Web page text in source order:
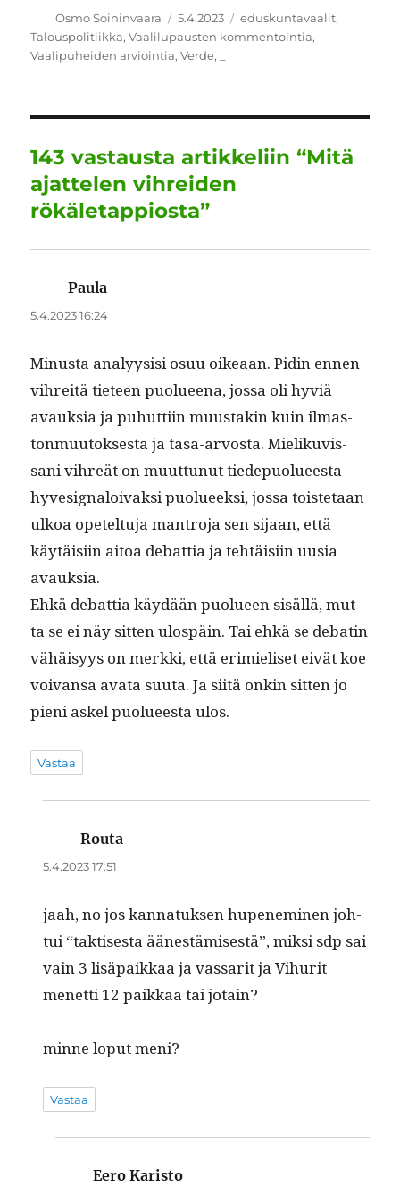
c
e
o
k
it
te
ai
l
k
e
I
at
s
p
e
g
a
a
re
Kirjoittaja
Osmo Soininvaara Julkaistu
5.4.2023 Kategoriat
eduskuntavaalit,
Talouspolitiikka,Vaalilupausten kommentointia,
Vaalipuheiden arviointia,Verde,
143 vastausta artikkeliin “Mitä
ajattelen vihreiden
rökäletappiosta”
Paula
5.4.2023 16:24
Minus­ta ana­ly­y­sisi osuu oikeaan. Pidin ennen
vihre­itä tieteen puolueena, jos­sa oli hyviä
avauk­sia ja puhut­ti­in muus­takin kuin ilmas­
ton­muu­tok­ses­ta ja tasa-arvos­ta. Mieliku­vis­
sani vihreät on muut­tunut tiedepuolueesta
hyves­ig­naloivak­si puolueek­si, jos­sa tois­te­taan
ulkoa opetel­tu­ja mantro­ja sen sijaan, että
käytäisi­in aitoa debat­tia ja tehtäisi­in uusia
avauksia.
Ehkä debat­tia käy­dään puolueen sisäl­lä, mut­
ta se ei näy sit­ten ulospäin. Tai ehkä se debatin
vähäisyys on merk­ki, että erim­ieliset eivät koe
voivansa ava­ta suu­ta. Ja siitä onkin sit­ten jo
pieni askel puolueesta ulos.
Vastaa
Routa
5.4.2023 17:51
jaah, no jos kan­natuk­sen hupen­e­m­i­nen joh­
tui “tak­tis­es­ta äänestämis­es­tä”, mik­si sdp sai
vain 3 lisä­paikkaa ja vas­sar­it ja Vihu­rit
menet­ti 12 paikkaa tai jotain?
minne lop­ut meni?
Vastaa
Eero Karisto